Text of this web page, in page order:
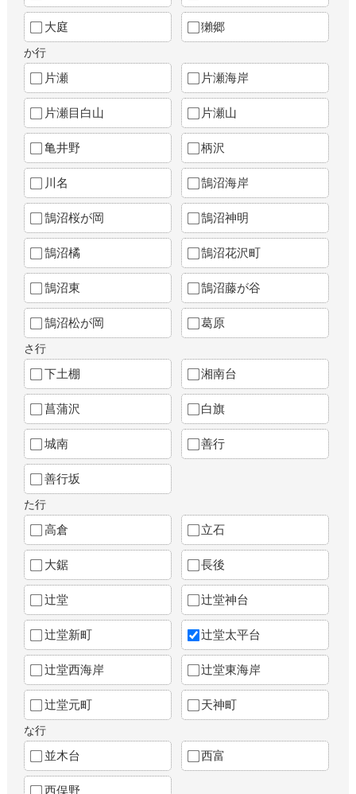
大庭 獺郷
か行
片瀬 片瀬海岸
片瀬目白山 片瀬山
亀井野 柄沢
川名 鵠沼海岸
鵠沼桜が岡 鵠沼神明
鵠沼橘 鵠沼花沢町
鵠沼東 鵠沼藤が谷
鵠沼松が岡 葛原
さ行
下土棚 湘南台
菖蒲沢 白旗
城南 善行
善行坂
た行
高倉 立石
大鋸 長後
辻堂 辻堂神台
辻堂新町 辻堂太平台
辻堂西海岸 辻堂東海岸
辻堂元町 天神町
な行
並木台 西富
西俣野